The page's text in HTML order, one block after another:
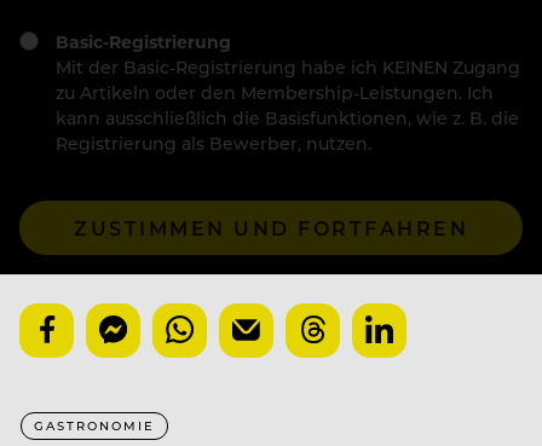
Basic-Registrierung
Mit der Basic-Registrierung habe ich KEINEN Zugang
zu Artikeln oder den Membership-Leistungen. Ich
kann ausschließlich die Basisfunktionen, wie z. B. die
Registrierung als Bewerber, nutzen.
ZUSTIMMEN UND FORTFAHREN
GASTRONOMIE